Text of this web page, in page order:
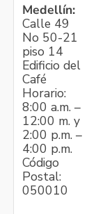
Medellín:
Calle 49
No 50-21
piso 14
Edificio del
Café
Horario:
8:00 a.m. –
12:00 m. y
2:00 p.m. –
4:00 p.m.
Código
Postal:
050010